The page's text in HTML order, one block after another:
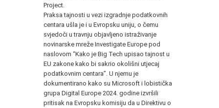
Project.
Praksa tajnosti u vezi izgradnje podatkovnih
centara ušla je i u Evropsku uniju, o čemu
svjedoči u travnju objavljeno istraživanje
novinarske mreže Investigate Europe pod
naslovom “Kako je Big Tech upisao tajnost u
EU zakone kako bi sakrio okolišni utjecaj
podatkovnim centara”. U njemu je
dokumentirano kako su Microsoft i lobistička
grupa Digital Europe 2024. godine izvršili
pritisak na Evropsku komisiju da u Direktivu o